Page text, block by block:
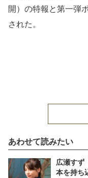
開）の特報と第一弾
された。
あわせて読みたい
広瀬すず
本を持ち